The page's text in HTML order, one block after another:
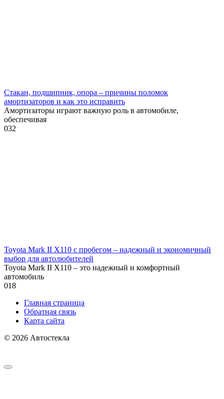
Стакан, подшипник, опора – причины поломок
амортизаторов и как это исправить
Амортизаторы играют важную роль в автомобиле,
обеспечивая
032
Toyota Mark II X110 с пробегом – надежный и экономичный
выбор для автолюбителей
Toyota Mark II X110 – это надежный и комфортный
автомобиль
018
Главная страница
Обратная связь
Карта сайта
© 2026 Автостекла